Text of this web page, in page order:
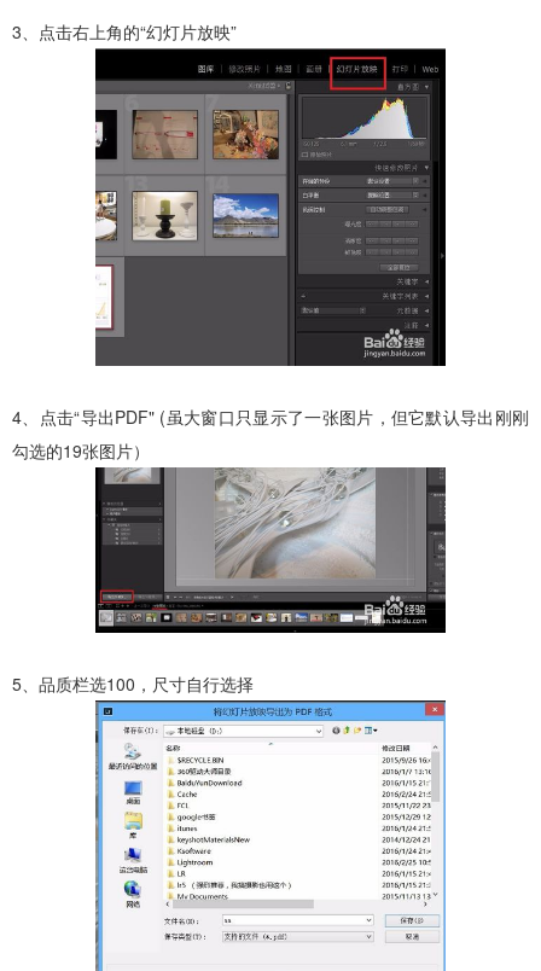
3、点击右上角的“幻灯片放映”
4、点击“导出PDF" (虽大窗口只显示了一张图片，但它默认导出刚刚
勾选的19张图片）
5、品质栏选100，尺寸自行选择